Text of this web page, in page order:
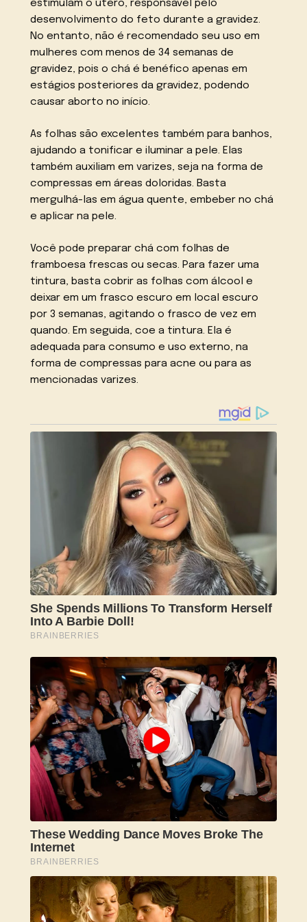
estimulam o útero, responsável pelo
desenvolvimento do feto durante a gravidez.
No entanto, não é recomendado seu uso em
mulheres com menos de 34 semanas de
gravidez, pois o chá é benéfico apenas em
estágios posteriores da gravidez, podendo
causar aborto no início.
As folhas são excelentes também para banhos,
ajudando a tonificar e iluminar a pele. Elas
também auxiliam em varizes, seja na forma de
compressas em áreas doloridas. Basta
mergulhá-las em água quente, embeber no chá
e aplicar na pele.
Você pode preparar chá com folhas de
framboesa frescas ou secas. Para fazer uma
tintura, basta cobrir as folhas com álcool e
deixar em um frasco escuro em local escuro
por 3 semanas, agitando o frasco de vez em
quando. Em seguida, coe a tintura. Ela é
adequada para consumo e uso externo, na
forma de compressas para acne ou para as
mencionadas varizes.